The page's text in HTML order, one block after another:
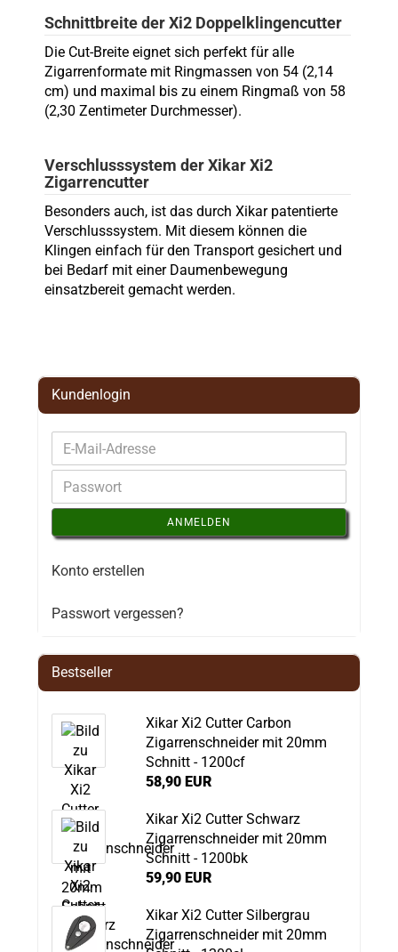
Schnittbreite der Xi2 Doppelklingencutter
Die Cut-Breite eignet sich perfekt für alle
Zigarrenformate mit Ringmassen von 54 (2,14
cm) und maximal bis zu einem Ringmaß von 58
(2,30 Zentimeter Durchmesser).
Verschlusssystem der Xikar Xi2
Zigarrencutter
Besonders auch, ist das durch Xikar patentierte
Verschlusssystem. Mit diesem können die
Klingen einfach für den Transport gesichert und
bei Bedarf mit einer Daumenbewegung
einsatzbereit gemacht werden.
Kundenlogin
ANMELDEN
Konto erstellen
Passwort vergessen?
Bestseller
Xikar Xi2 Cutter Carbon
Zigarrenschneider mit 20mm
Schnitt - 1200cf
58,90 EUR
Xikar Xi2 Cutter Schwarz
Zigarrenschneider mit 20mm
Schnitt - 1200bk
59,90 EUR
Xikar Xi2 Cutter Silbergrau
Zigarrenschneider mit 20mm